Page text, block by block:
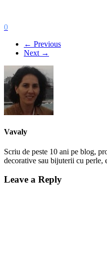
0
← Previous
Next →
Vavaly
Scriu de peste 10 ani pe blog,
decorative sau bijuterii cu perle,
Leave a Reply